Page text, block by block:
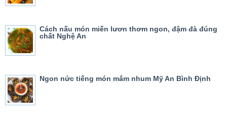
Cách nấu món miến lươn thơm ngon, đậm đà đúng
chất Nghệ An
Ngon nức tiếng món mắm nhum Mỹ An Bình Định